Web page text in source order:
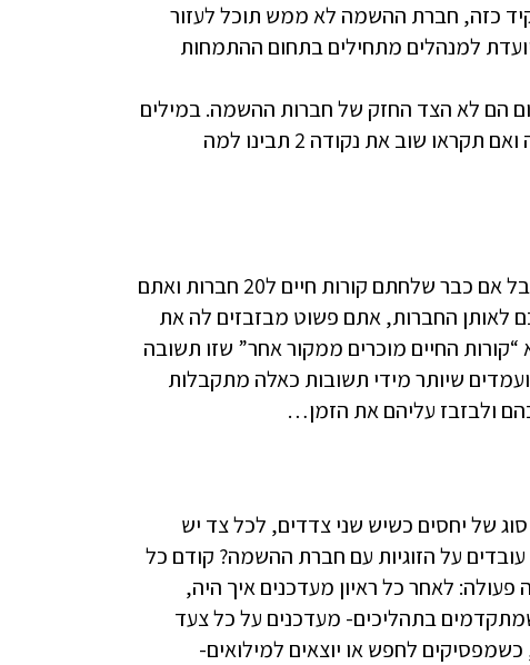
כזה, חברת ההשמה לא ממש תוכל לעזור
למנהלים מתחילים בתחום ההתמחות
הם לא הצד החזק של חברות ההשמה. במילים
אחרות, מה שקשה לכם, יהיה קשה גם עבור חברת ההשמה ואם תקראו שוב את נקודה 2 תבינו למה
אף אחד לא מצפה מכם לחסוך עבודה לחברת ההשמה, אבל אם כבר שלחתם קורות חיים ל20 חברות ואתם
החברות, אתם פשוט מבזבזים לה את
החיים מוכרים ממקור אחר” שזו תשובה
שיותר מידי תשובות כאלה מתקבלות
ולבזבז עליהם את הזמן…
של יחסים כשיש שני צדדים, לכל צד יש
עובדים על הזוגיות עם חברת ההשמה? קודם כל
לאחר כל ראיון מעדכנים איך היה,
בתהליכים- מעדכנים על כל צעד
לחפש או יוצאים למילואים-